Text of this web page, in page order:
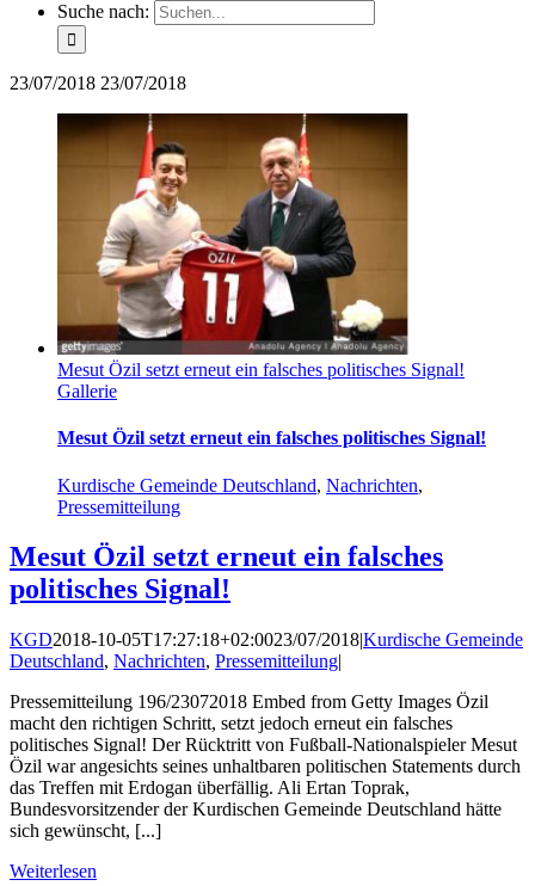
Suche nach:
23/07/2018 23/07/2018
Mesut Özil setzt erneut ein falsches politisches Signal!
Gallerie
Mesut Özil setzt erneut ein falsches politisches Signal!
Kurdische Gemeinde Deutschland, Nachrichten,
Pressemitteilung
Mesut Özil setzt erneut ein falsches
politisches Signal!
KGD2018-10-05T17:27:18+02:0023/07/2018|Kurdische Gemeinde
Deutschland, Nachrichten, Pressemitteilung|
Pressemitteilung 196/23072018 Embed from Getty Images Özil
macht den richtigen Schritt, setzt jedoch erneut ein falsches
politisches Signal! Der Rücktritt von Fußball-Nationalspieler Mesut
Özil war angesichts seines unhaltbaren politischen Statements durch
das Treffen mit Erdogan überfällig. Ali Ertan Toprak,
Bundesvorsitzender der Kurdischen Gemeinde Deutschland hätte
sich gewünscht, [...]
Weiterlesen